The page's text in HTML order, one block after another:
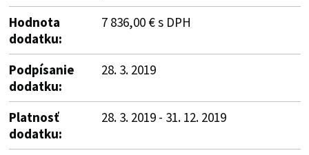
Hodnota
dodatku:
7 836,00 € s DPH
Podpísanie
dodatku:
28. 3. 2019
Platnosť
dodatku:
28. 3. 2019 - 31. 12. 2019